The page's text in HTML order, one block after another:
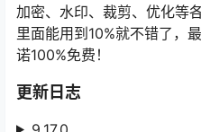
加密、水印、裁剪、优化等
里面能用到10%就不错了，
诺100%免费！
更新日志